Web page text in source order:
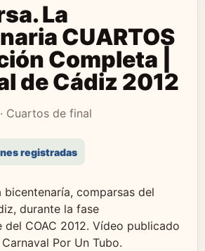
La
CUARTOS
Completa |
de Cádiz 2012
Cuartos de final
registradas
comparsas del
durante la fase
COAC 2012. Vídeo publicado
Por Un Tubo.